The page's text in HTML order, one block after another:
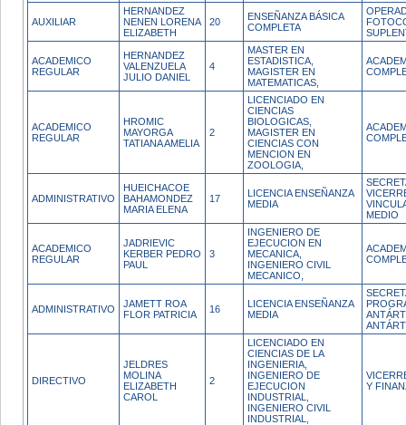
AUXILIAR
HERNANDEZ
NENEN LORENA
ELIZABETH
20
ENSEÑANZA BÁSICA
COMPLETA
ACADEMICO
REGULAR
HERNANDEZ
VALENZUELA
JULIO DANIEL
4
MASTER EN
ESTADISTICA,
MAGISTER EN
MATEMATICAS,
ACADEMICO
REGULAR
HROMIC
MAYORGA
TATIANA AMELIA
2
LICENCIADO EN
CIENCIAS
BIOLOGICAS,
MAGISTER EN
CIENCIAS CON
MENCION EN
ZOOLOGIA,
ADMINISTRATIVO
HUEICHACOE
BAHAMONDEZ
MARIA ELENA
17
LICENCIA ENSEÑANZA
MEDIA
MEDIO
ACADEMICO
REGULAR
JADRIEVIC
KERBER PEDRO
PAUL
3
INGENIERO DE
EJECUCION EN
MECANICA,
INGENIERO CIVIL
MECANICO,
ADMINISTRATIVO
JAMETT ROA
FLOR PATRICIA
16
LICENCIA ENSEÑANZA
MEDIA
DIRECTIVO
JELDRES
MOLINA
ELIZABETH
CAROL
2
LICENCIADO EN
CIENCIAS DE LA
INGENIERIA,
INGENIERO DE
EJECUCION
INDUSTRIAL,
INGENIERO CIVIL
INDUSTRIAL,
Y